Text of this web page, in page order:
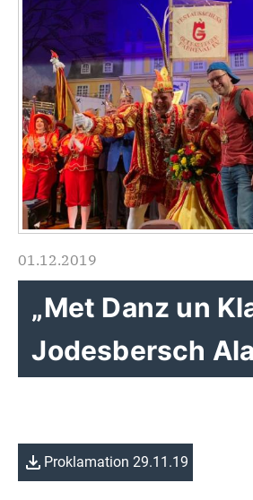
01.12.2019
„Met Danz un
Jodesbersch
Proklamation 29.11.19